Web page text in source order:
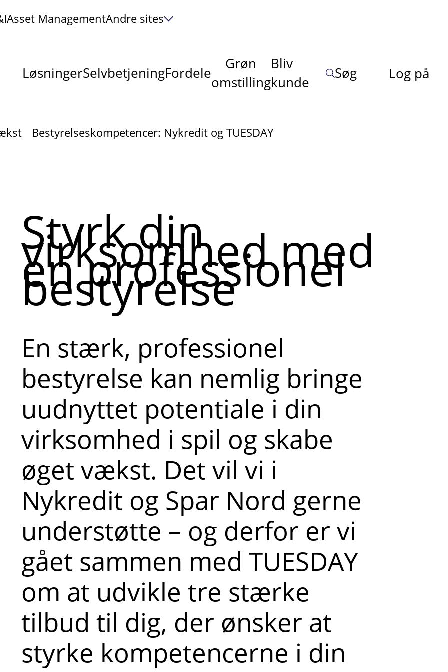
Asset ManagementAndre sites
LøsningerSelvbetjeningFordele
Grøn
omstilling
Bliv
kunde
Søg Log på
Bestyrelseskompetencer: Nykredit og TUESDAY
Styrk din
virksomhed med
en professionel
bestyrelse
En stærk, professionel
bestyrelse kan nemlig bringe
uudnyttet potentiale i din
virksomhed i spil og skabe
øget vækst. Det vil vi i
Nykredit og Spar Nord gerne
understøtte – og derfor er vi
gået sammen med TUESDAY
om at udvikle tre stærke
tilbud til dig, der ønsker at
styrke kompetencerne i din